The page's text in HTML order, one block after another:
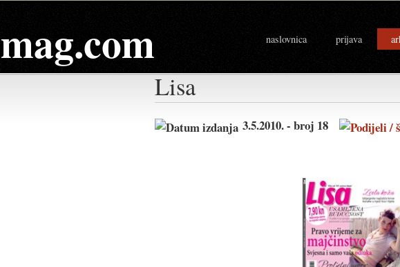
mag.com naslovnica prijava
Lisa
3.5.2010. - broj 18